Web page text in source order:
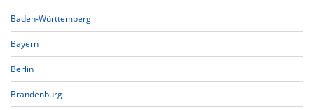
Baden-Württemberg
Bayern
Berlin
Brandenburg